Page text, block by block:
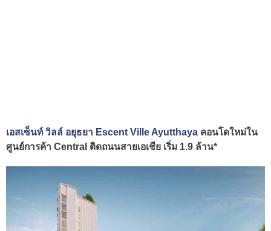
เอสเซ็นท์ วิลล์ อยุธยา Escent Ville Ayutthaya คอนโดใหม่ใน
ศูนย์การค้า Central ติดถนนสายเอเชีย เริ่ม 1.9 ล้าน*